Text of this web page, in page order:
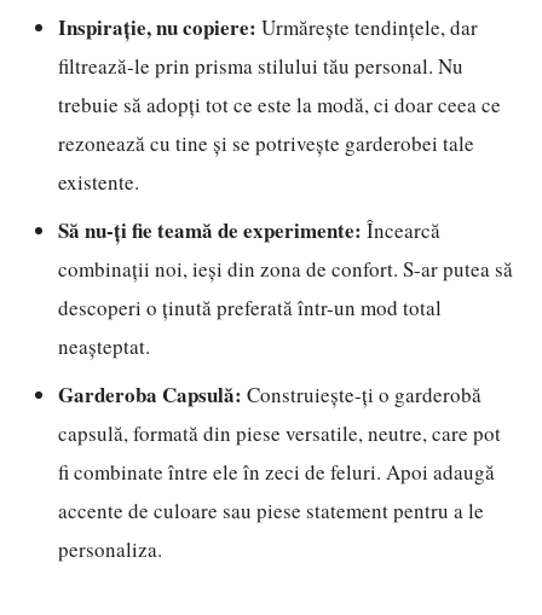
Inspirație, nu copiere: Urmărește tendințele, dar
filtrează-le prin prisma stilului tău personal. Nu
trebuie să adopți tot ce este la modă, ci doar ceea ce
rezonează cu tine și se potrivește garderobei tale
existente.
Să nu-ți fie teamă de experimente: Încearcă
combinații noi, ieși din zona de confort. S-ar putea să
descoperi o ținută preferată într-un mod total
neașteptat.
Garderoba Capsulă: Construiește-ți o garderobă
capsulă, formată din piese versatile, neutre, care pot
fi combinate între ele în zeci de feluri. Apoi adaugă
accente de culoare sau piese statement pentru a le
personaliza.